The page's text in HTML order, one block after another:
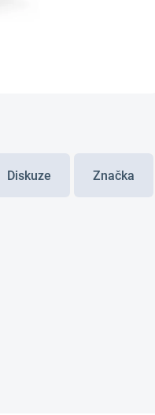
Diskuze Značka